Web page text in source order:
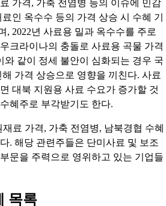
가격, 가축 전염병 등의 이슈에 민감
인 옥수수 등의 가격 상승 시 수혜 기
, 2022년 사료용 밀과 옥수수를 주로
크라이나의 충돌로 사료용 곡물 가격
와 같이 정세 불안이 심화되는 경우 국
가격 상승으로 영향을 끼친다. 사료
대북 지원용 사료 수요가 증가할 것
혜주로 부각받기도 한다.
료 가격, 가축 전염병, 남북경협 수혜
. 해당 관련주들은 단미사료 및 보조
문을 주력으로 영위하고 있는 기업들
목록